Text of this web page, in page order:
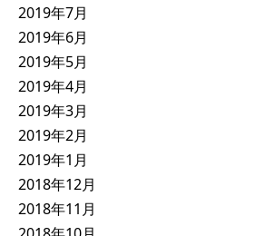
2019年7月
2019年6月
2019年5月
2019年4月
2019年3月
2019年2月
2019年1月
2018年12月
2018年11月